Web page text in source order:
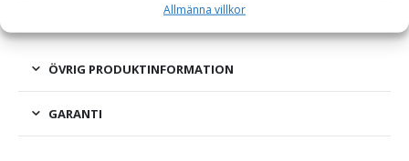
Allmänna villkor
ÖVRIG PRODUKTINFORMATION
GARANTI